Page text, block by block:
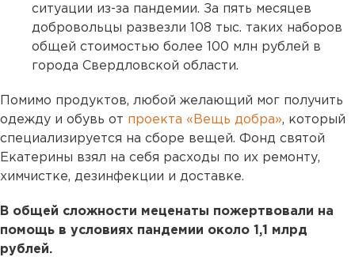
ситуации из-за пандемии. За пять месяцев
добровольцы развезли 108 тыс. таких наборов
общей стоимостью более 100 млн рублей в
города Свердловской области.
Помимо продуктов, любой желающий мог получить
одежду и обувь от проекта «Вещь добра», который
специализируется на сборе вещей. Фонд святой
Екатерины взял на себя расходы по их ремонту,
химчистке, дезинфекции и доставке.
В общей сложности меценаты пожертвовали на
помощь в условиях пандемии около 1,1 млрд
рублей.